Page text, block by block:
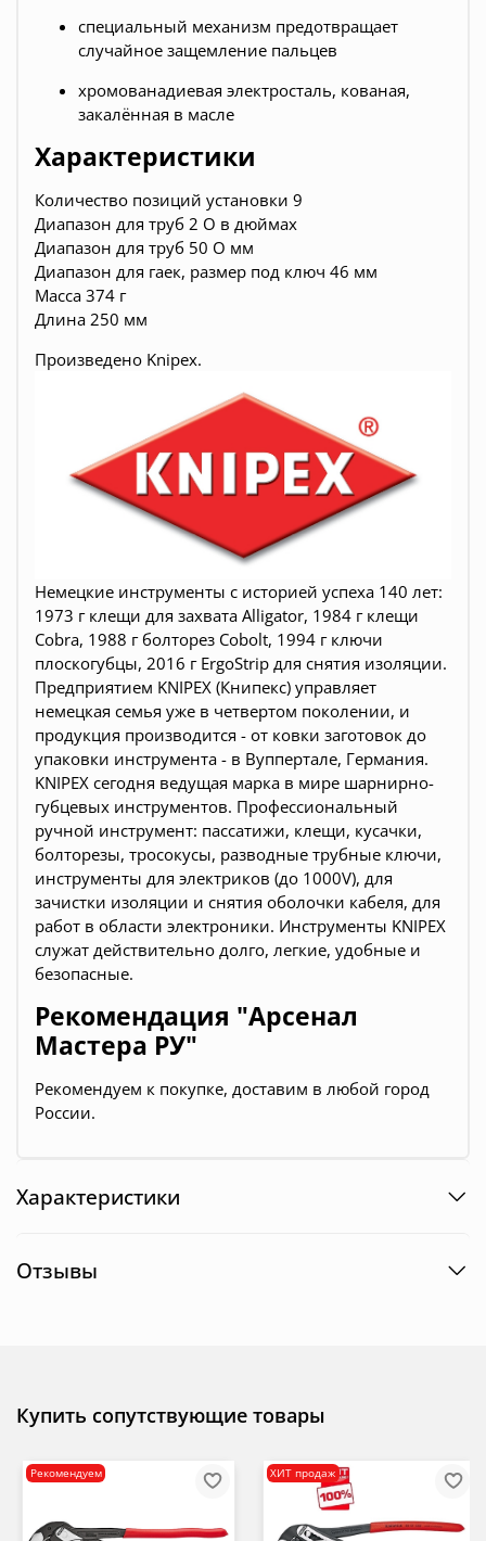
специальный механизм предотвращает
случайное защемление пальцев
хромованадиевая электросталь, кованая,
закалённая в масле
Характеристики
Количество позиций установки 9
Диапазон для труб 2 O в дюймах
Диапазон для труб 50 O мм
Диапазон для гаек, размер под ключ 46 мм
Масса 374 г
Длина 250 мм
Произведено Knipex.
Немецкие инструменты c историей успеха 140 лет:
1973 г клещи для захвата Alligator, 1984 г клещи
Cobra, 1988 г болторез Cobolt, 1994 г ключи
плоскогубцы, 2016 г ErgoStrip для снятия изоляции.
Предприятием KNIPEX (Книпекс) управляет
немецкая семья уже в четвертом поколении, и
продукция производится - от ковки заготовок до
упаковки инструмента - в Вуппертале, Германия.
KNIPEX сегодня ведущая марка в мире шарнирно-
губцевых инструментов. Профессиональный
ручной инструмент: пассатижи, клещи, кусачки,
болторезы, тросокусы, разводные трубные ключи,
инструменты для электриков (до 1000V), для
зачистки изоляции и снятия оболочки кабеля, для
работ в области электроники. Инструменты KNIPEX
служат действительно долго, легкие, удобные и
безопасные.
Рекомендация "Арсенал
Мастера РУ"
Рекомендуем к покупке, доставим в любой город
России.
Характеристики
Отзывы
Купить сопутствующие товары
Рекомендуем ХИТ продаж